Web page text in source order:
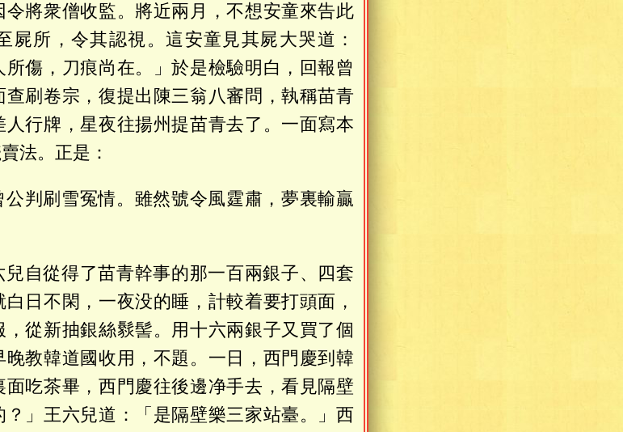
將衆僧收監。將近兩月，不想安童來告此
屍所，令其認視。這安童見其屍大哭道：
所傷，刀痕尚在。」於是檢驗明白，回報曾
刷卷宗，復提出陳三翁八審問，執稱苗青
行牌，星夜往揚州提苗青去了。一面寫本
法。正是：
判刷雪冤情。雖然號令風霆肅，夢裏輸贏
自從得了苗青幹事的那一百兩銀子、四套
日不閑，一夜没的睡，計較着要打頭面，
從新抽銀絲䯼髻。用十六兩銀子又買了個
教韓道國收用，不題。一日，西門慶到韓
吃茶畢，西門慶往後邊净手去，看見隔壁
」王六兒道：「是隔壁樂三家站臺。」西